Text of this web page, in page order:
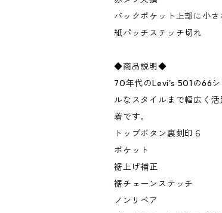
バックポケット上部に小
紙パッチステッチ切れ
◆商品説明◆
70年代のLevi's 501の66
ルなスタイルまで幅広く
着です。
トップボタン裏刻印６
ポケット
裾上げ補正
裾チェーンステッチ
ノンリペア